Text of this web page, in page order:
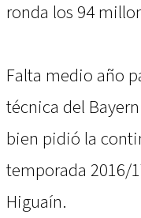
ronda los 94
Falta medio año
técnica del
bien pidió la
temporada 2016/
Higuaín.